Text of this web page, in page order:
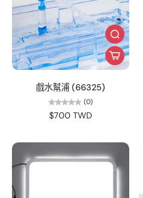
戲水幫浦 (66325)
(0)
$700 TWD